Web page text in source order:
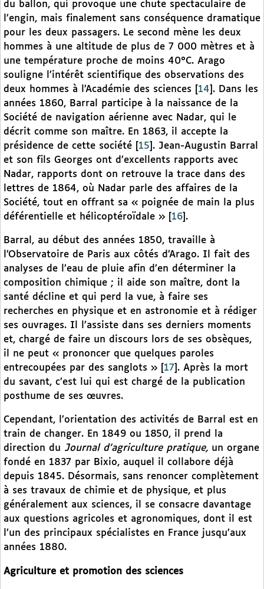
du ballon, qui provoque une chute spectaculaire de
l’engin, mais finalement sans conséquence dramatique
pour les deux passagers. Le second mène les deux
hommes à une altitude de plus de 7 000 mètres et à
une température proche de moins 40°C. Arago
souligne l’intérêt scientifique des observations des
deux hommes à l’Académie des sciences
14 . Dans les
années 1860, Barral participe à la naissance de la
Société de navigation aérienne avec Nadar, qui le
décrit comme son maître. En 1863, il accepte la
présidence de cette société
15 . Jean-Augustin Barral
et son fils Georges ont d’excellents rapports avec
Nadar, rapports dont on retrouve la trace dans des
lettres de 1864, où Nadar parle des affaires de la
Société, tout en offrant sa « poignée de main la plus
déférentielle et hélicoptéroïdale »
16 .
Barral, au début des années 1850, travaille à
l’Observatoire de Paris aux côtés d’Arago. Il fait des
analyses de l’eau de pluie afin d’en déterminer la
composition chimique ; il aide son maître, dont la
santé décline et qui perd la vue, à faire ses
recherches en physique et en astronomie et à rédiger
ses ouvrages. Il l’assiste dans ses derniers moments
et, chargé de faire un discours lors de ses obsèques,
il ne peut « prononcer que quelques paroles
entrecoupées par des sanglots »
17 . Après la mort
du savant, c’est lui qui est chargé de la publication
posthume de ses œuvres.
Cependant, l’orientation des activités de Barral est en
train de changer. En 1849 ou 1850, il prend la
direction du Journal d’agriculture pratique, un organe
fondé en 1837 par Bixio, auquel il collabore déjà
depuis 1845. Désormais, sans renoncer complètement
à ses travaux de chimie et de physique, et plus
généralement aux sciences, il se consacre davantage
aux questions agricoles et agronomiques, dont il est
l’un des principaux spécialistes en France jusqu’aux
années 1880.
Agriculture et promotion des sciences